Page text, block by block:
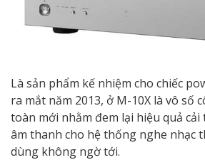
Là sản phẩm kế nhiệm cho chiếc
ra mắt năm 2013, ở M-10X là vô số
toàn mới nhằm đem lại hiệu quả
âm thanh cho hệ thống nghe nhạc
dùng không ngờ tới.